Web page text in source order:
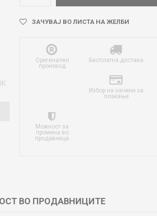
ЗАЧУВАЈ ВО ЛИСТА НА ЖЕЛБИ
Оригинален
производ
Бесплатна достава
Избор на начини за
плаќање
Можност за
промена во
продавница
ВО ПРОДАВНИЦИТЕ